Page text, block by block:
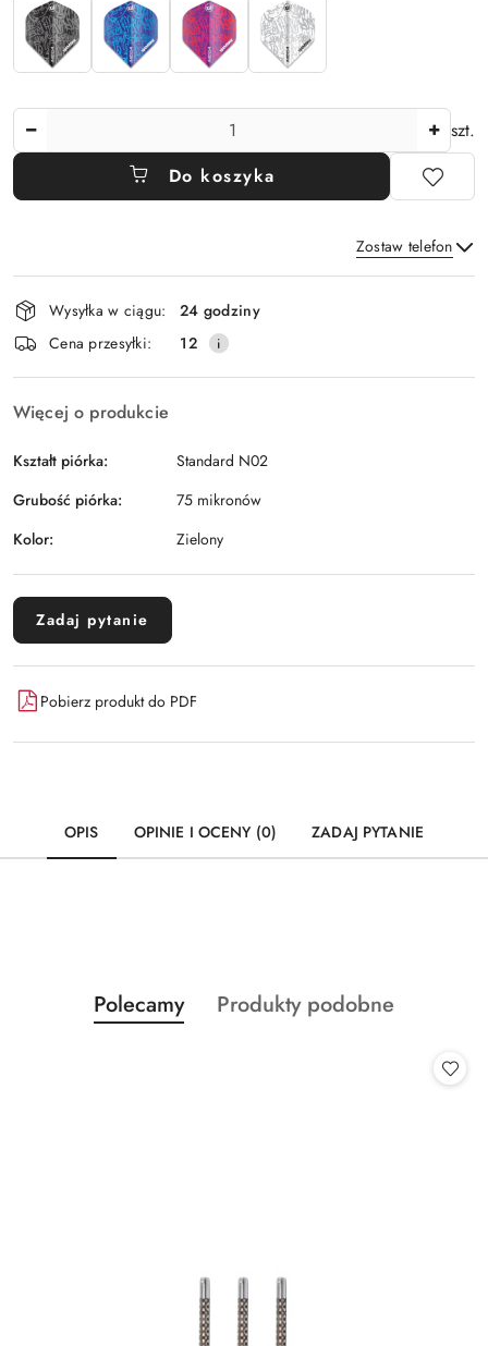
szt.
Do koszyka
Zostaw telefon
Wyślij
Dostępność
i
dostawa
Wysyłka w ciągu:
24 godziny
Cena przesyłki:
12
Więcej o produkcie
Kształt piórka:
Standard N02
Grubość piórka:
75 mikronów
Kolor:
Zielony
Zadaj pytanie
Pobierz produkt do PDF
OPIS OPINIE I OCENY (0) ZADAJ PYTANIE
Pomiń karuzelę produktów
Produkty
o
Polecamy
Produkty
Produkty podobne